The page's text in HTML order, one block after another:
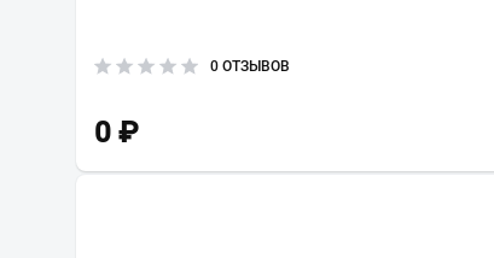
0 ОТЗЫВОВ
0 ₽